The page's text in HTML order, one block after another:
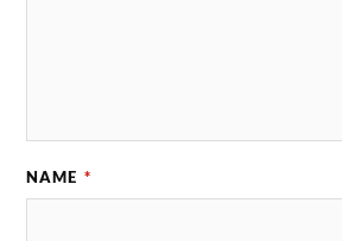
NAME *